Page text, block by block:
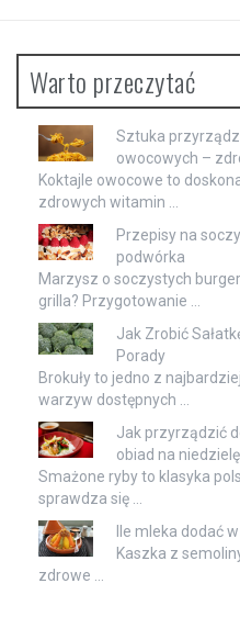
Warto przeczytać
Sztuka
owocowych –
Koktajle owocowe to
zdrowych witamin …
Przepisy na
podwórka
Marzysz o soczystych
grilla? Przygotowanie …
Jak Zrobić
Porady
Brokuły to jedno z
warzyw dostępnych …
Jak przyrządzić
obiad na niedzielę
Smażone ryby to klasyka
sprawdza się …
Ile mleka dodać
Kaszka z
zdrowe …